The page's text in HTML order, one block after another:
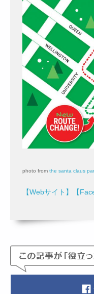
photo from the santa claus
【Webサイト】 【